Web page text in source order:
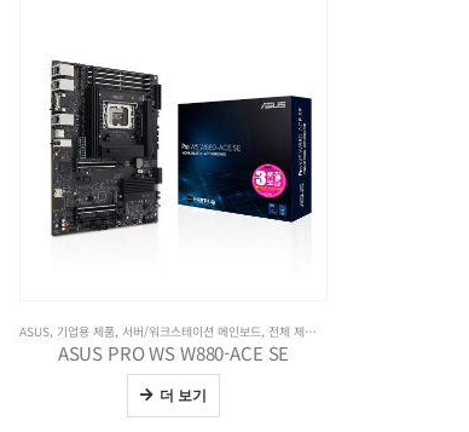
ASUS, 기업용 제품, 서버/워크스테이션 메인보드, 전체 제품보기
ASUS PRO WS W880-ACE SE
더 보기